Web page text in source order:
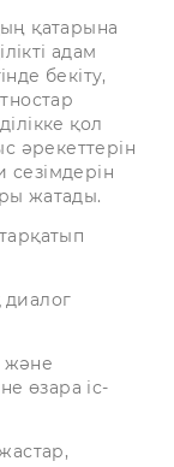
қатарына
адам
бекіту,
қол
әрекеттерін
жатады.
және
өзара іс-